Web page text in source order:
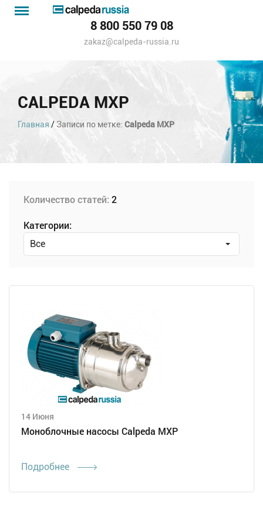
насосов
Menu
8 800 550 79 08
zakaz@calpeda-russia.ru
CALPEDA MXP
Главная / Записи по метке: Calpeda MXP
Количество статей: 2
Категории:
Все
14 Июня
Моноблочные насосы Calpeda MXP
Подробнее